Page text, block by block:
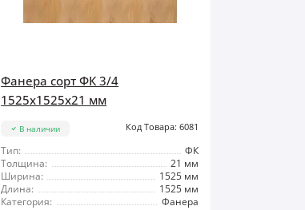
Фанера сорт ФК 3/4
1525x1525x21 мм
В наличии Код Товара: 6081
Тип:
ФК
Толщина:
21 мм
Ширина:
1525 мм
Длина:
1525 мм
Категория:
Фанера